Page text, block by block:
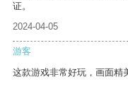
证。
2024-04-05
游客
这款游戏非常好玩，画面精